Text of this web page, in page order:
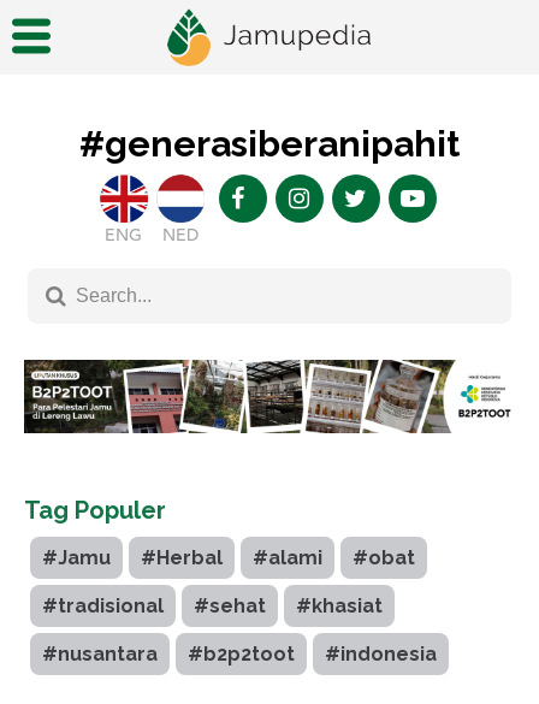
#generasiberanipahit
ENG NED
Tag Populer
#Jamu #Herbal #alami #obat
#tradisional #sehat #khasiat
#nusantara #b2p2toot #indonesia